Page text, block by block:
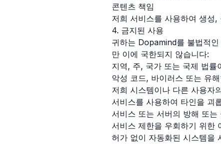
콘텐츠 책임
저희 서비스를 사용하여 생성
4. 금지된 사용
귀하는 Dopamind를 불법적
만 이에 국한되지 않습니다:
지역, 주, 국가 또는 국제 법률
악성 코드, 바이러스 또는 유
저희 시스템이나 다른 사용자
서비스를 사용하여 타인을 괴
서비스 또는 서버의 방해 또는
서비스 제한을 우회하기 위한
허가 없이 자동화된 시스템을